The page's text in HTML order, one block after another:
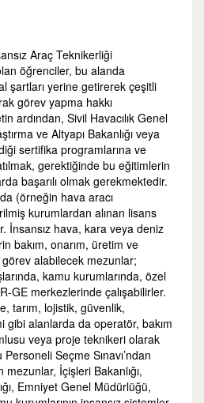
Araç Teknikerliği
öğrenciler, bu alanda
şartları yerine getirerek çeşitli
görev yapma hakkı
ardından, Sivil Havacılık Genel
ve Altyapı Bakanlığı veya
sertifika programlarına ve
gerektiğinde bu eğitimlerin
başarılı olmak gerekmektedir.
(örneğin hava aracı
kurumlardan alınan lisans
İnsansız hava, kara veya deniz
bakım, onarım, üretim ve
alabilecek mezunlar;
kamu kurumlarında, özel
GE merkezlerinde çalışabilirler.
tarım, lojistik, güvenlik,
gibi alanlarda da operatör, bakım
veya proje teknikeri olarak
Seçme Sınavı’ndan
İçişleri Bakanlığı,
Emniyet Genel Müdürlüğü,